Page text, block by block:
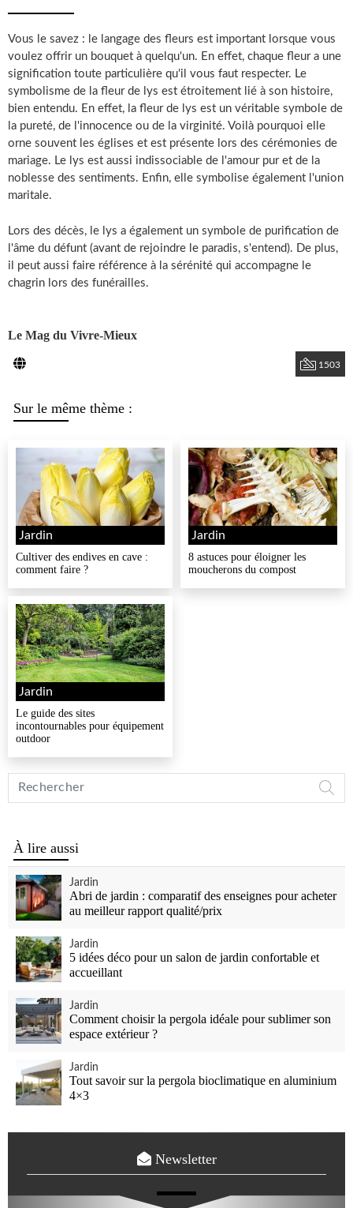
Vous le savez : le langage des fleurs est important lorsque vous
voulez offrir un bouquet à quelqu'un. En effet, chaque fleur a une
signification toute particulière qu'il vous faut respecter. Le
symbolisme de la fleur de lys est étroitement lié à son histoire,
bien entendu. En effet, la fleur de lys est un véritable symbole de
la pureté, de l'innocence ou de la virginité. Voilà pourquoi elle
orne souvent les églises et est présente lors des cérémonies de
mariage. Le lys est aussi indissociable de l'amour pur et de la
noblesse des sentiments. Enfin, elle symbolise également l'union
maritale.
Lors des décès, le lys a également un symbole de purification de
l'âme du défunt (avant de rejoindre le paradis, s'entend). De plus,
il peut aussi faire référence à la sérénité qui accompagne le
chagrin lors des funérailles.
Le Mag du Vivre-Mieux
1503
Sur le même thème :
Cultiver des endives en cave :
comment faire ?
Jardin
8 astuces pour éloigner les
moucherons du compost
Jardin
Le guide des sites
incontournables pour équipement
outdoor
Jardin
sur
À lire aussi
Abri de jardin : comparatif des enseignes pour acheter
au meilleur rapport qualité/prix
Jardin
5 idées déco pour un salon de jardin confortable et
accueillant
Jardin
Comment choisir la pergola idéale pour sublimer son
espace extérieur ?
Jardin
Tout savoir sur la pergola bioclimatique en aluminium
4×3
Jardin
Newsletter